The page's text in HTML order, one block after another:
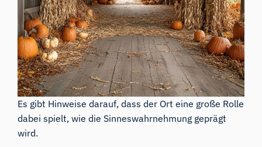
Es gibt Hinweise darauf, dass der Ort eine große Rolle
dabei spielt, wie die Sinneswahrnehmung geprägt
wird.